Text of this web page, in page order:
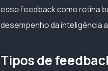
esse feedback como rotina
desempenho da inteligência
Tipos de